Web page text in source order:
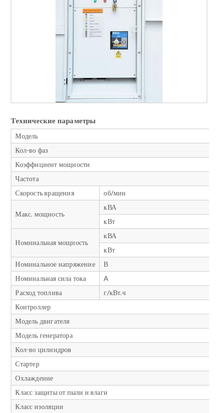
Технические параметры
Модель
Кол-во фаз
Коэффициент мощности
Частота
Скорость вращения
об/мин
Макс. мощность
кВА
кВт
Номинальная мощность
кВА
кВт
Номинальное напряжение
В
Номинальная сила тока
A
Расход топлива
г/кВт.ч
Контроллер
Модель двигателя
Модель генератора
Кол-во цилиндров
Стартер
Охлаждение
Класс защиты от пыли и влаги
Класс изоляции